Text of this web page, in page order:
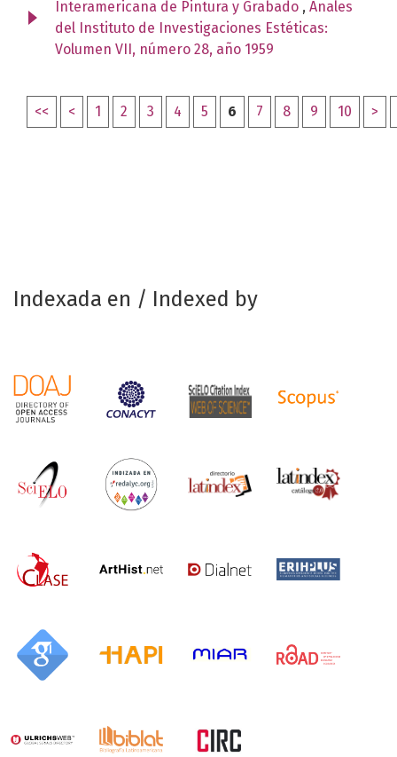
Interamericana de Pintura y Grabado , Anales
del Instituto de Investigaciones Estéticas:
Volumen VII, número 28, año 1959
<< < 1 2 3 4 5 6 7 8 9 10 >
Indexada en / Indexed by